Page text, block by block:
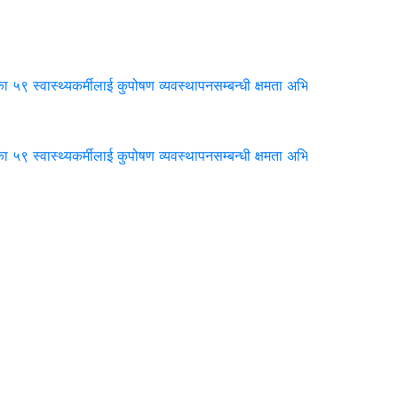
कुपोषण व्यवस्थापनसम्बन्धी क्षमता अभिवृद्धि तालिम |
कुपोषण व्यवस्थापनसम्बन्धी क्षमता अभिवृद्धि तालिम |